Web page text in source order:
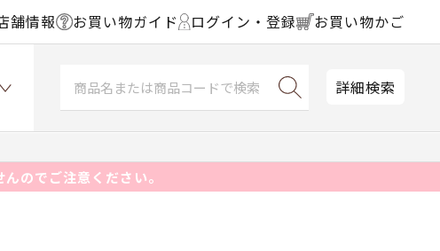
舗情報 お買い物ガイド ログイン・登録 お買い物かご
詳細検索
のでご注意ください。